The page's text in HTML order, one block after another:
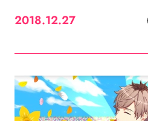
2018.12.27